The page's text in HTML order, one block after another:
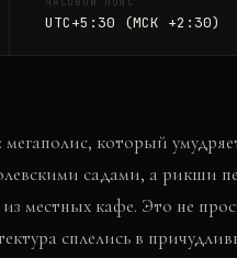
UTC+5:30 (МСК +2:30)
который
садами, а рикши
местных кафе. Это не
сплелись в